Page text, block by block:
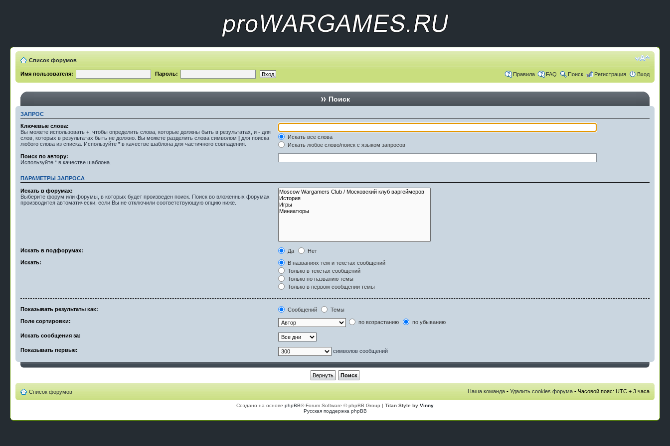
Список форумов
Правила FAQ Поиск Регистрация Вход
Имя пользователя: Пароль:
Поиск
ЗАПРОС
Ключевые слова:
Вы можете использовать + , чтобы определить слова, которые должны быть в результатах, и - для
слов, которых в результатах быть не должно. Вы можете разделить слова символом | для поиска
любого слова из списка. Используйте * в качестве шаблона для частичного совпадения.
Искать все слова
Искать любое слово/поиск с языком запросов
Поиск по автору:
Используйте * в качестве шаблона.
ПАРАМЕТРЫ ЗАПРОСА
Искать в форумах:
Выберите форум или форумы, в которых будет произведен поиск. Поиск во вложенных форумах
производится автоматически, если Вы не отключили соответствующую опцию ниже.
Искать в подфорумах: Да
Нет
Искать:
В названиях тем и текстах сообщений
Только в текстах сообщений
Только по названию темы
Только в первом сообщении темы
Показывать результаты как: Сообщений
Темы
Поле сортировки:
по возрастанию по убыванию
Искать сообщения за:
Показывать первые: символов сообщений
Список форумов Наша команда • Удалить cookies форума • Часовой пояс: UTC + 3 часа
Создано на основе phpBB® Forum Software © phpBB Group | Titan Style by Vinny
Русская поддержка phpBB